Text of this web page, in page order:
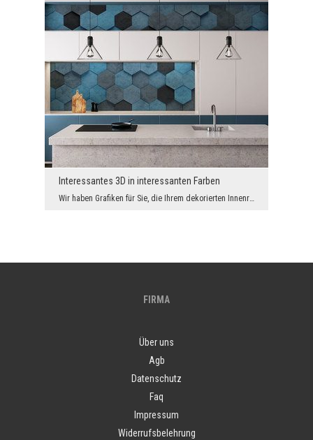
Interessantes 3D in interessanten Farben
Wir haben Grafiken für Sie, die Ihrem dekorierten Innenraum ein ultramodernes Aussehen mit einem ...
FIRMA
Über uns
Agb
Datenschutz
Faq
Impressum
Widerrufsbelehrung